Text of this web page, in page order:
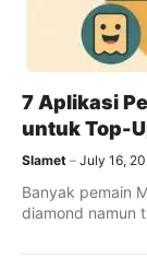
7 Aplikasi
untuk Top-
Slamet July 16,
Banyak pemain
diamond namun